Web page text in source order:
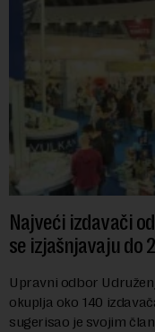
Najveći izdavači
se izjašnjavaju do
Upravni odbor
okuplja oko 140
sugerisao je svojim